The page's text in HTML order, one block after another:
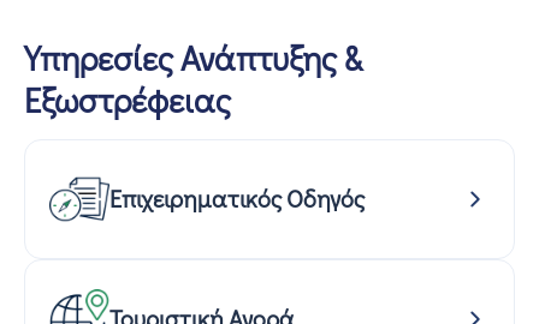
Υπηρεσίες Ανάπτυξης &
Εξωστρέφειας
Επιχειρηματικός Οδηγός